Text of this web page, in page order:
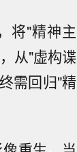
将"精神主
从"虚构谍
需回归"精